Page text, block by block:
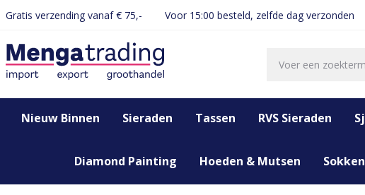
Ga naar de hoofdnavigatie
Gratis verzending vanaf € 75,- Voor 15:00 besteld, zelfde dag verzonden
Nieuw Binnen Sieraden Tassen RVS Sieraden
Diamond Painting Hoeden & Mutsen Sokken